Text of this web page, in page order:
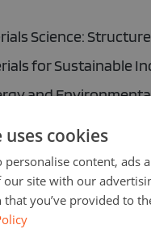
Science:
for Sustainable
and
Innovations
in Materials Design
and
Their Applications in
cookies
personalise content,
site with our
you’ve provided to